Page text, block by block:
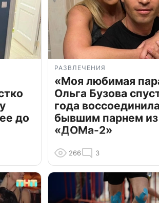
до
РАЗВЛЕЧЕНИЯ
«Моя любимая
Ольга Бузова
года
бывшим парнем из
«ДОМа-2»
266 3